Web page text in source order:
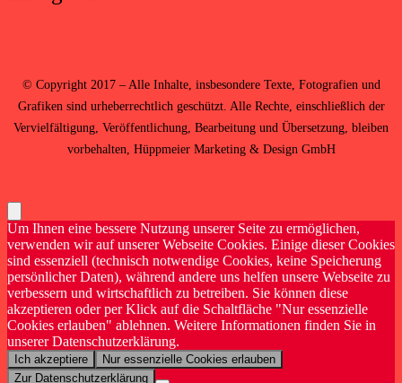
© Copyright 2017 – Alle Inhalte, insbesondere Texte, Fotografien und
Grafiken sind urheberrechtlich geschützt. Alle Rechte, einschließlich der
Vervielfältigung, Veröffentlichung, Bearbeitung und Übersetzung, bleiben
vorbehalten, Hüppmeier Marketing & Design GmbH
Um Ihnen eine bessere Nutzung unserer Seite zu ermöglichen,
verwenden wir auf unserer Webseite Cookies. Einige dieser Cookies
sind essenziell (technisch notwendige Cookies, keine Speicherung
persönlicher Daten), während andere uns helfen unsere Webseite zu
verbessern und wirtschaftlich zu betreiben. Sie können diese
akzeptieren oder per Klick auf die Schaltfläche "Nur essenzielle
Cookies erlauben" ablehnen. Weitere Informationen finden Sie in
unserer Datenschutzerklärung.
Ich akzeptiere
Nur essenzielle Cookies erlauben
Zur Datenschutzerklärung